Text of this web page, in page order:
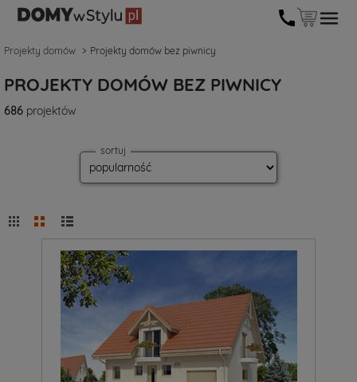
Projekty domów Projekty domów bez piwnicy
PROJEKTY DOMÓW BEZ PIWNICY
686 projektów
sortuj